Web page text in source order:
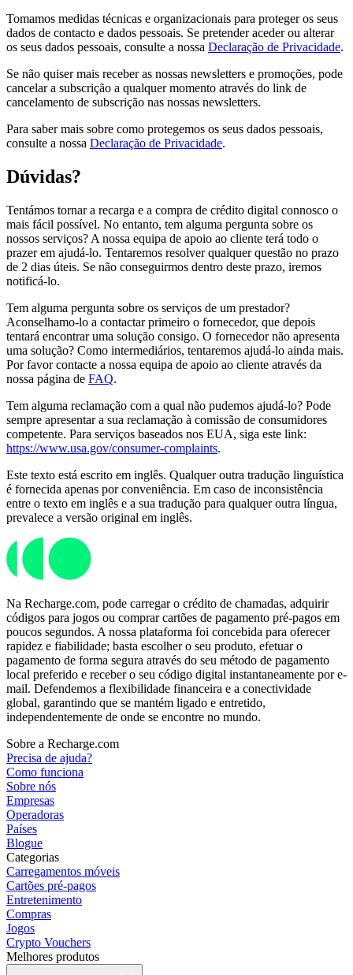
Tomamos medidas técnicas e organizacionais para proteger os seus
dados de contacto e dados pessoais. Se pretender aceder ou alterar
os seus dados pessoais, consulte a nossa Declaração de Privacidade.
Se não quiser mais receber as nossas newsletters e promoções, pode
cancelar a subscrição a qualquer momento através do link de
cancelamento de subscrição nas nossas newsletters.
Para saber mais sobre como protegemos os seus dados pessoais,
consulte a nossa Declaração de Privacidade.
Dúvidas?
Tentámos tornar a recarga e a compra de crédito digital connosco o
mais fácil possível. No entanto, tem alguma pergunta sobre os
nossos serviços? A nossa equipa de apoio ao cliente terá todo o
prazer em ajudá-lo. Tentaremos resolver qualquer questão no prazo
de 2 dias úteis. Se não conseguirmos dentro deste prazo, iremos
notificá-lo.
Tem alguma pergunta sobre os serviços de um prestador?
Aconselhamo-lo a contactar primeiro o fornecedor, que depois
tentará encontrar uma solução consigo. O fornecedor não apresenta
uma solução? Como intermediários, tentaremos ajudá-lo ainda mais.
Por favor contacte a nossa equipa de apoio ao cliente através da
nossa página de FAQ.
Tem alguma reclamação com a qual não pudemos ajudá-lo? Pode
sempre apresentar a sua reclamação à comissão de consumidores
competente. Para serviços baseados nos EUA, siga este link:
https://www.usa.gov/consumer-complaints.
Este texto está escrito em inglês. Qualquer outra tradução linguística
é fornecida apenas por conveniência. Em caso de inconsistência
entre o texto em inglês e a sua tradução para qualquer outra língua,
prevalece a versão original em inglês.
Na Recharge.com, pode carregar o crédito de chamadas, adquirir
códigos para jogos ou comprar cartões de pagamento pré-pagos em
poucos segundos. A nossa plataforma foi concebida para oferecer
rapidez e fiabilidade; basta escolher o seu produto, efetuar o
pagamento de forma segura através do seu método de pagamento
local preferido e receber o seu código digital instantaneamente por e-
mail. Defendemos a flexibilidade financeira e a conectividade
global, garantindo que se mantém ligado e entretido,
independentemente de onde se encontre no mundo.
Sobre a Recharge.com
Precisa de ajuda?
Como funciona
Sobre nós
Empresas
Operadoras
Países
Blogue
Categorias
Carregamentos móveis
Cartões pré-pagos
Entretenimento
Compras
Jogos
Crypto Vouchers
Melhores produtos